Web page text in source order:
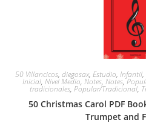
50 Villancicos, diegosax, Estudio, Infantil,
Inicial, Nivel Medio, Notes, Notes,
tradicionales, Popular/Tradicional,
50 Christmas Carol PDF
Trumpet and